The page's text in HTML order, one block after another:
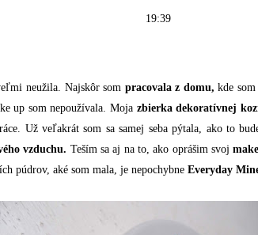
19:39
neužila. Najskôr som pracovala z domu, kde
up som nepoužívala. Moja zbierka dekoratívnej
Už veľakrát som sa samej seba pýtala, ako to
vzduchu. Teším sa aj na to, ako oprášim svoj
púdrov, aké som mala, je nepochybne Everyday